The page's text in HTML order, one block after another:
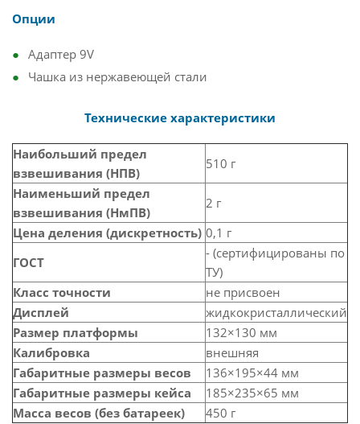
Опции
Адаптер 9V
Чашка из нержавеющей стали
Технические характеристики
Наибольший предел
взвешивания (НПВ)
510 г
Наименьший предел
взвешивания (НмПВ)
2 г
Цена деления (дискретность) 0,1 г
ГОСТ
- (сертифицированы по
ТУ)
Класс точности
не присвоен
Дисплей
жидкокристаллический
Размер платформы
132×130 мм
Калибровка
внешняя
Габаритные размеры весов
136×195×44 мм
Габаритные размеры кейса
185×235×65 мм
Масса весов (без батареек)
450 г